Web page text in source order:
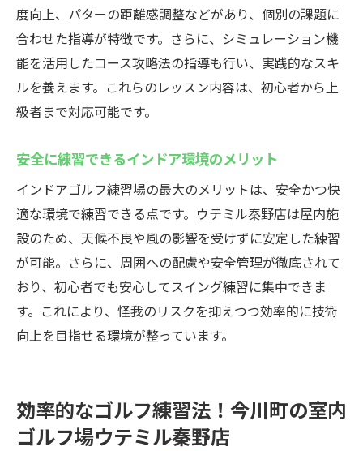
快適な個室打席で集中できるポイント
レンタルクラブや無料設備の活用方法
最新技術で変わるゴルフ練習の新常識
シミュレーションゴルフで腕を磨く！秦野市の
魅力
シミュレーションゴルフが上達に直結する
理由
リアルなコース体験ができる最新機器の特
徴
秦野のインドアゴルフスクールならではの
反復練習を実現するプランとシステム
データ管理で成果が分かる練習スタイル
ン
インドアゴルフスクールで受ける個別レッ
度向上、パターの距離感調整などがあり、個別の課題に
合わせた指導が特徴です。さらに、シミュレーション機
能を活用したコース攻略法の指導も行い、実践的なスキ
ルを養えます。これらのレッスン内容は、初心者から上
級者まで対応可能です。
安全に練習できるインドア環境のメリット
インドアゴルフ練習場の最大のメリットは、安全かつ快
適な環境で練習できる点です。ウテミル秦野店は屋内施
設のため、天候不良や風の影響を受けずに安定した練習
が可能。さらに、周囲への配慮や安全管理が徹底されて
おり、初心者でも安心してスイング練習に集中できま
す。これにより、怪我のリスクを抑えつつ効率的に技術
向上を目指せる環境が整っています。
効率的なゴルフ練習法！今川町の室内
ゴルフ場ウテミル秦野店